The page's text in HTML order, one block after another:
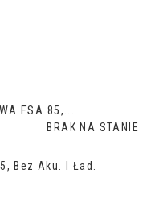
BRAK NA STANIE
Bez Aku. I Ład.